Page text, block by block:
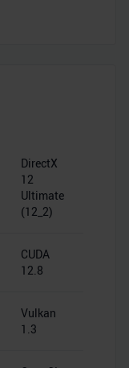
DirectX
12
Ultimate
(12_2)
CUDA
12.8
Vulkan
1.3